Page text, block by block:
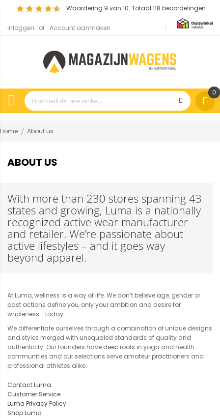
Waardering 9 van 10. Totaal 118 beoordelingen
Inloggen Account aanmaken
0
Home About us
ABOUT US
With more than 230 stores spanning 43
states and growing, Luma is a nationally
recognized active wear manufacturer
and retailer. We’re passionate about
active lifestyles – and it goes way
beyond apparel.
At Luma, wellness is a way of life. We don’t believe age, gender or
past actions define you, only your ambition and desire for
wholeness... today.
We differentiate ourselves through a combination of unique designs
and styles merged with unequaled standards of quality and
authenticity. Our founders have deep roots in yoga and health
communities and our selections serve amateur practitioners and
professional athletes alike.
Contact Luma
Customer Service
Luma Privacy Policy
Shop Luma